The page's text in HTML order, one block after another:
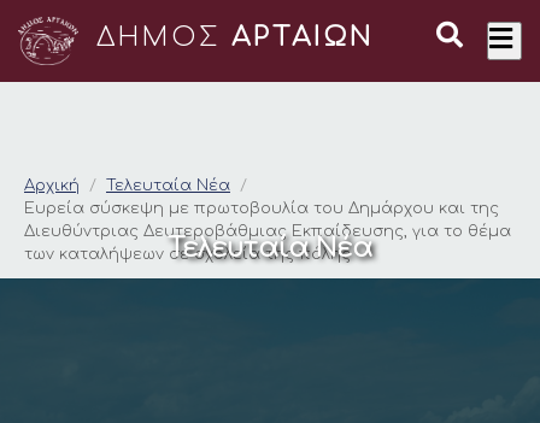
ΔΗΜΟΣ ΑΡΤΑΙΩΝ
Ευρεία σύσκεψη με
Αρχική
Τελευταία Νέα
Ευρεία σύσκεψη με πρωτοβουλία του Δημάρχου και της
Διευθύντριας Δευτεροβάθμιας Εκπαίδευσης, για το θέμα
των καταλήψεων σε σχολεία της πόλης
Τελευταία Νέα